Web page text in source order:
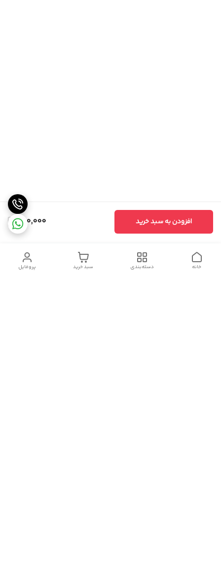
980,000 افزودن به سبد خرید
پروفایل سبد خرید دسته‌بندی خانه